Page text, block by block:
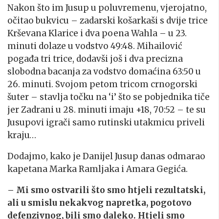
Nakon što im Jusup u poluvremenu, vjerojatno,
očitao bukvicu – zadarski košarkaši s dvije trice
Krševana Klarice i dva poena Wahla – u 23.
minuti dolaze u vodstvo 49:48. Mihailović
pogađa tri trice, dodavši još i dva precizna
slobodna bacanja za vodstvo domaćina 63:50 u
26. minuti. Svojom petom tricom crnogorski
šuter – stavlja točku na ‘i’ što se pobjednika tiče
jer Zadrani u 28. minuti imaju +18, 70:52 – te su
Jusupovi igrači samo rutinski utakmicu priveli
kraju…
Dodajmo, kako je Danijel Jusup danas odmarao
kapetana Marka Ramljaka i Amara Gegića.
– Mi smo ostvarili što smo htjeli rezultatski,
ali u smislu nekakvog napretka, pogotovo
defenzivnog, bili smo daleko. Htjeli smo